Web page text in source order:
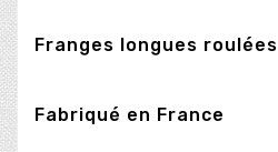
Franges longues roulées
Fabriqué en France